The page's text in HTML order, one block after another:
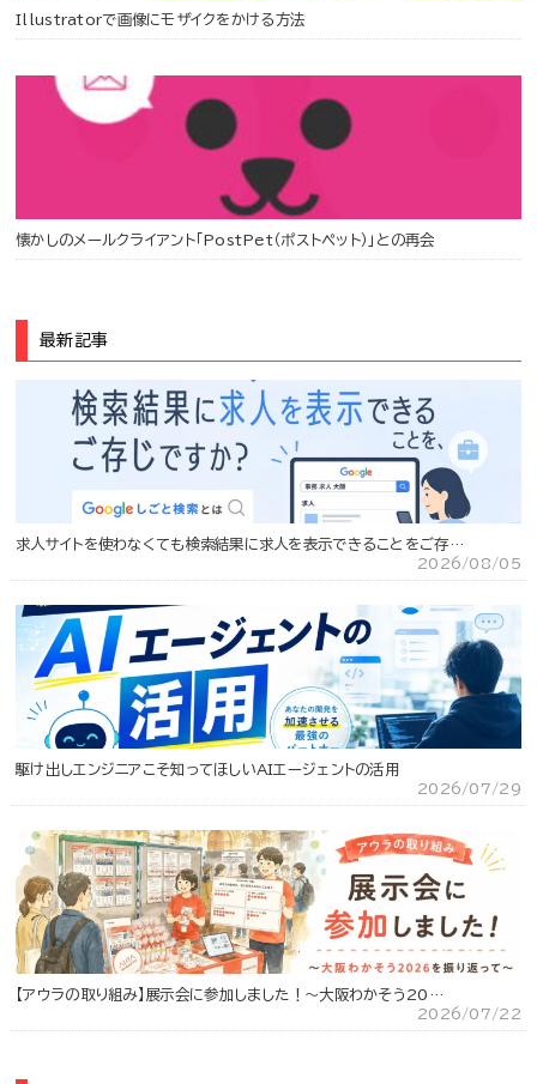
Illustratorで画像にモザイクをかける方法
懐かしのメールクライアント「PostPet（ポストペット）」との再会
最新記事
求人サイトを使わなくても検索結果に求人を表示できることをご存…
2026/08/05
駆け出しエンジニアこそ知ってほしいAIエージェントの活用
2026/07/29
【アウラの取り組み】展示会に参加しました！～大阪わかそう20…
2026/07/22